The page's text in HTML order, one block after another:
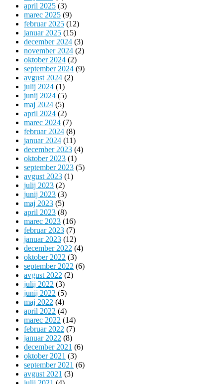
april 2025 (3)
marec 2025 (9)
februar 2025 (12)
januar 2025 (15)
december 2024 (3)
november 2024 (2)
oktober 2024 (2)
september 2024 (9)
avgust 2024 (2)
julij 2024 (1)
junij 2024 (5)
maj 2024 (5)
april 2024 (2)
marec 2024 (7)
februar 2024 (8)
januar 2024 (11)
december 2023 (4)
oktober 2023 (1)
september 2023 (5)
avgust 2023 (1)
julij 2023 (2)
junij 2023 (3)
maj 2023 (5)
april 2023 (8)
marec 2023 (16)
februar 2023 (7)
januar 2023 (12)
december 2022 (4)
oktober 2022 (3)
september 2022 (6)
avgust 2022 (2)
julij 2022 (3)
junij 2022 (5)
maj 2022 (4)
april 2022 (4)
marec 2022 (14)
februar 2022 (7)
januar 2022 (8)
december 2021 (6)
oktober 2021 (3)
september 2021 (6)
avgust 2021 (3)